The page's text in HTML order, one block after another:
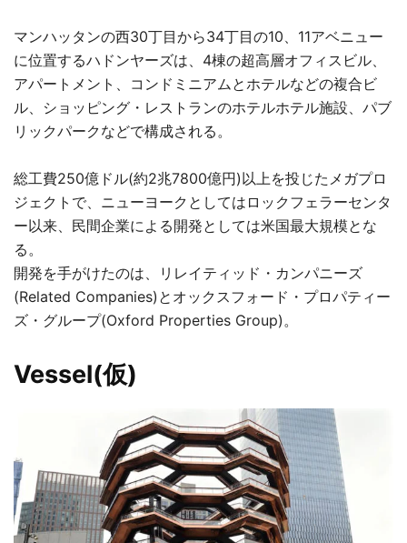
マンハッタンの西30丁目から34丁目の10、11アベニュー
に位置するハドンヤーズは、4棟の超高層オフィスビル、
アパートメント、コンドミニアムとホテルなどの複合ビ
ル、ショッピング・レストランのホテルホテル施設、パブ
リックパークなどで構成される。
総工費250億ドル(約2兆7800億円)以上を投じたメガプロ
ジェクトで、ニューヨークとしてはロックフェラーセンタ
ー以来、民間企業による開発としては米国最大規模とな
る。
開発を手がけたのは、リレイティッド・カンパニーズ
(Related Companies)とオックスフォード・プロパティー
ズ・グループ(Oxford Properties Group)。
Vessel(仮)